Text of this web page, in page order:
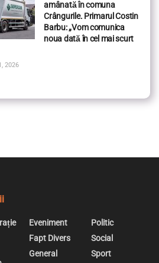
amânată în comuna
Crângurile. Primarul Costin
Barbu: „Vom comunica
noua dată în cel mai scurt
2026
Eveniment
Fapt Divers
General
Politic
Social
Sport